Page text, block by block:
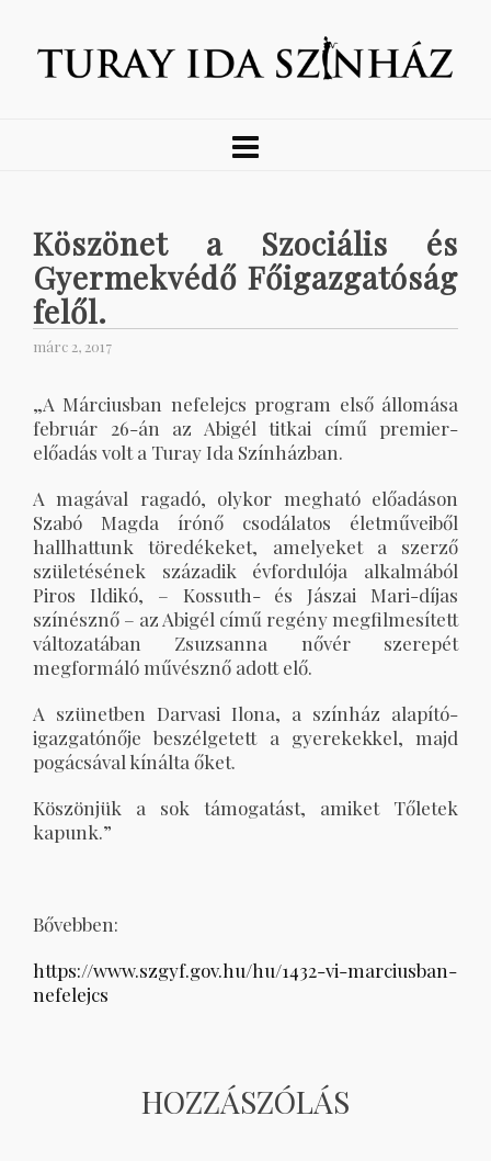
Köszönet a Szociális és
Gyermekvédő Főigazgatóság
felől.
márc 2, 2017
„A Márciusban nefelejcs program első állomása
február 26-án az Abigél titkai című premier-
előadás volt a Turay Ida Színházban.
A magával ragadó, olykor megható előadáson
Szabó Magda írónő csodálatos életműveiből
hallhattunk töredékeket, amelyeket a szerző
születésének századik évfordulója alkalmából
Piros Ildikó, – Kossuth- és Jászai Mari-díjas
színésznő – az Abigél című regény megfilmesített
változatában Zsuzsanna nővér szerepét
megformáló művésznő adott elő.
A szünetben Darvasi Ilona, a színház alapító-
igazgatónője beszélgetett a gyerekekkel, majd
pogácsával kínálta őket.
Köszönjük a sok támogatást, amiket Tőletek
kapunk.”
Bővebben:
https://www.szgyf.gov.hu/hu/1432-vi-marciusban-
nefelejcs
HOZZÁSZÓLÁS